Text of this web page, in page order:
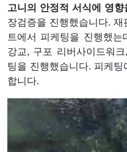
고니의 안정적 서식에 영
장검증을 진행했습니다. 재
트에서 피케팅을 진행했
강교, 구포 리버사이드워
팅을 진행했습니다. 피케
합니다.